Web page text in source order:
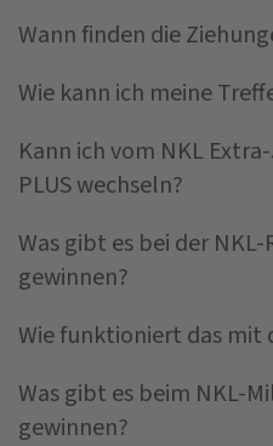
Wann finden die
Wie kann ich meine
Kann ich vom NKL
PLUS wechseln?
Was gibt es bei der
gewinnen?
Wie funktioniert das mit
Was gibt es beim NKL-
gewinnen?